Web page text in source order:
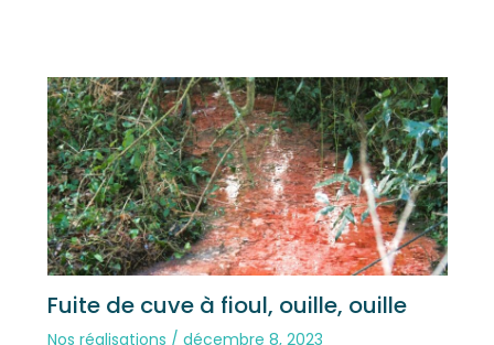
Fuite de cuve à fioul, ouille, ouille
Nos réalisations / décembre 8, 2023